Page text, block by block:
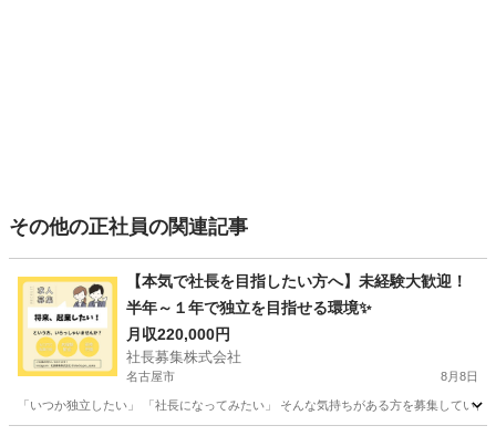
その他の正社員の関連記事
【本気で社長を目指したい方へ】未経験大歓迎！
半年～１年で独立を目指せる環境✨
月収220,000円
社長募集株式会社
名古屋市 8月8日
「いつか独立したい」 「社長になってみたい」 そんな気持ちがある方を募集してい